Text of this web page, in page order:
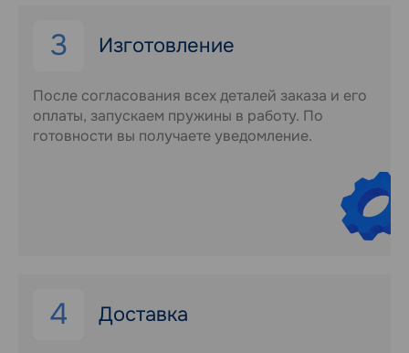
3 Изготовление
После согласования всех деталей заказа и его
оплаты, запускаем пружины в работу. По
готовности вы получаете уведомление.
4 Доставка